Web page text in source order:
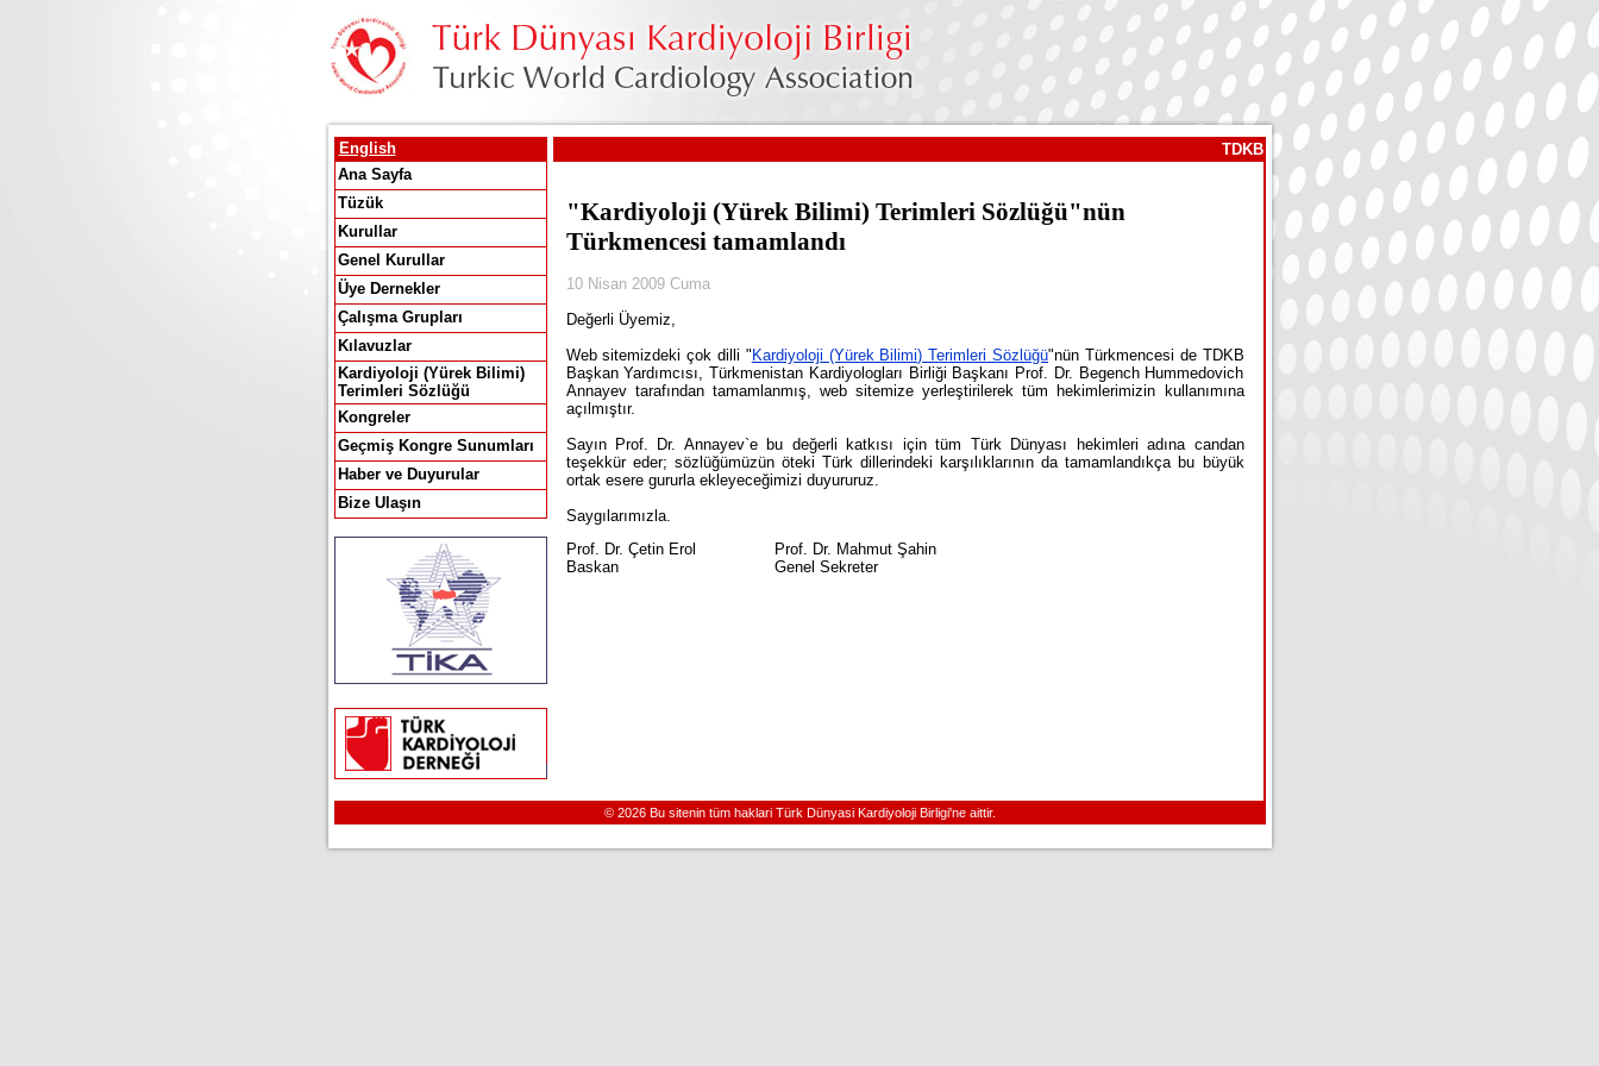
English
Ana Sayfa
Tüzük
Kurullar
Genel Kurullar
Üye Dernekler
Çalışma Grupları
Kılavuzlar
Kardiyoloji (Yürek Bilimi)
Terimleri Sözlüğü
Kongreler
Geçmiş Kongre Sunumları
Haber ve Duyurular
Bize Ulaşın
TDKB
"Kardiyoloji (Yürek Bilimi) Terimleri Sözlüğü"nün
Türkmencesi tamamlandı
10 Nisan 2009 Cuma
Değerli Üyemiz,
Web sitemizdeki çok dilli "Kardiyoloji (Yürek Bilimi) Terimleri Sözlüğü"nün Türkmencesi de TDKB
Başkan Yardımcısı, Türkmenistan Kardiyologları Birliği Başkanı Prof. Dr. Begench Hummedovich
Annayev tarafından tamamlanmış, web sitemize yerleştirilerek tüm hekimlerimizin kullanımına
açılmıştır.
Sayın Prof. Dr. Annayev`e bu değerli katkısı için tüm Türk Dünyası hekimleri adına candan
teşekkür eder; sözlüğümüzün öteki Türk dillerindeki karşılıklarının da tamamlandıkça bu büyük
ortak esere gururla ekleyeceğimizi duyururuz.
Saygılarımızla.
Prof. Dr. Çetin Erol
Prof. Dr. Mahmut Şahin
Baskan
Genel Sekreter
© 2026 Bu sitenin tüm haklari Türk Dünyasi Kardiyoloji Birligi'ne aittir.